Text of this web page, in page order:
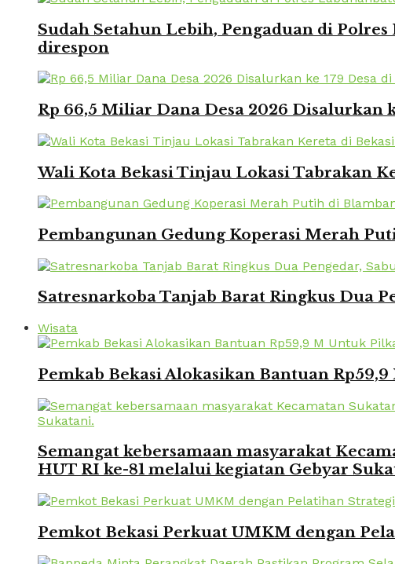
Sudah Setahun Lebih, Pengaduan di
direspon
Rp 66,5 Miliar Dana Desa 2026 Disalurkan
Wali Kota Bekasi Tinjau Lokasi Tabrakan
Pembangunan Gedung Koperasi Merah
Satresnarkoba Tanjab Barat Ringkus Dua
Wisata
Pemkab Bekasi Alokasikan Bantuan
Semangat kebersamaan masyarakat
HUT RI ke-81 melalui kegiatan Gebyar
Pemkot Bekasi Perkuat UMKM dengan